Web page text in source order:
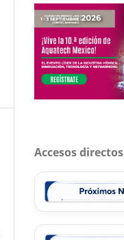
Accesos directos